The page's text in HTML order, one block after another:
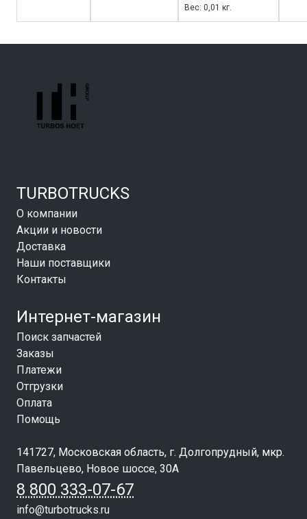
Вес: 0,01 кг.
TURBOTRUCKS
О компании
Акции и новости
Доставка
Наши поставщики
Контакты
Интернет-магазин
Поиск запчастей
Заказы
Платежи
Отгрузки
Оплата
Помощь
141727, Московская область, г. Долгопрудный, мкр.
Павельцево, Новое шоссе, 30А
8 800 333-07-67
info@turbotrucks.ru